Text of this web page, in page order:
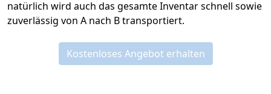
natürlich wird auch das gesamte Inventar schnell sowie
zuverlässig von A nach B transportiert.
Kostenloses Angebot erhalten